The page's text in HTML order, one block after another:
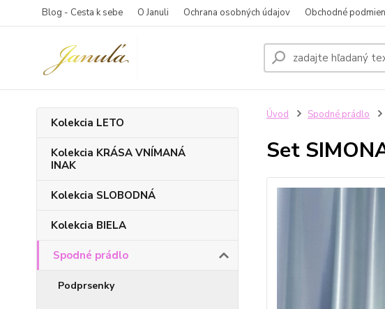
Blog - Cesta k sebe O Januli Ochrana osobných údajov Obchodné
Kolekcia LETO
Kolekcia KRÁSA VNÍMANÁ
INAK
Kolekcia SLOBODNÁ
Kolekcia BIELA
Spodné prádlo
Podprsenky
Úvod Spodné prádlo
Set